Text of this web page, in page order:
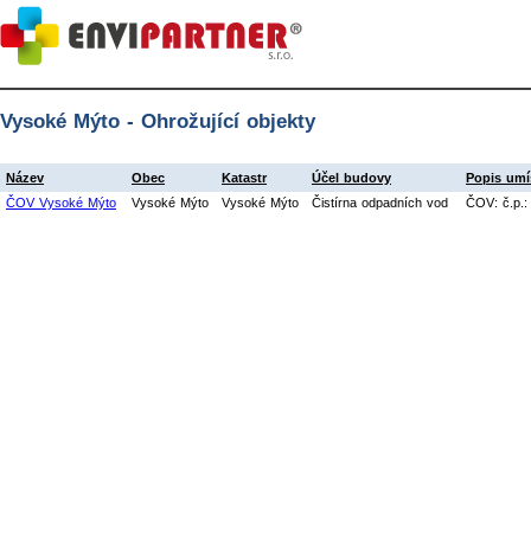
Vysoké Mýto - Ohrožující objekty
Název Obec Katastr Účel budovy
Popis
ČOV Vysoké Mýto
Vysoké Mýto Vysoké Mýto Čistírna odpadních vod ČOV: